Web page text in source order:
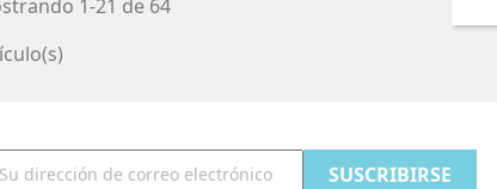
1-21 de 64